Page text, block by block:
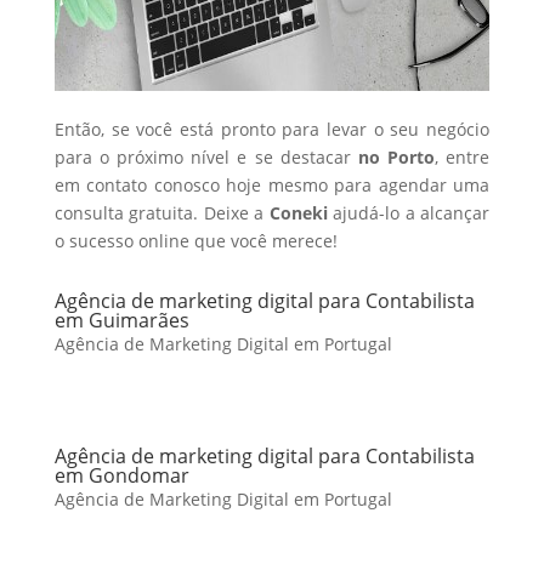
Então, se você está pronto para levar o seu negócio
para o próximo nível e se destacar no Porto, entre
em contato conosco hoje mesmo para agendar uma
consulta gratuita. Deixe a Conekiajudá-lo a alcançar
o sucesso online que você merece!
Agência de marketing digital para Contabilista
em Guimarães
Agência de Marketing Digital em Portugal
Agência de marketing digital para Contabilista
em Gondomar
Agência de Marketing Digital em Portugal